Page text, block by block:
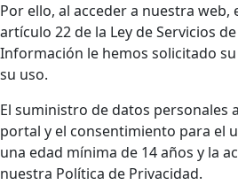
Por ello, al acceder a nuestra
artículo 22 de la Ley de Servicios
Información le hemos solicitado
su uso.
El suministro de datos personales
portal y el consentimiento para el
una edad mínima de 14 años y la
nuestra Política de Privacidad.